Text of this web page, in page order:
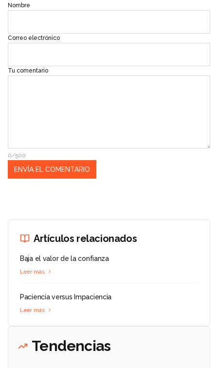
Nombre
Correo electrónico
Tu comentario
0/500
Artículos relacionados
Baja el valor de la confianza
Leer más
Paciencia versus Impaciencia
Leer más
Tendencias